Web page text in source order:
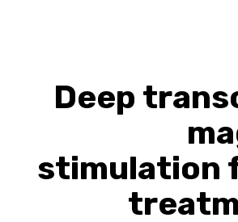
Deep
stimulation